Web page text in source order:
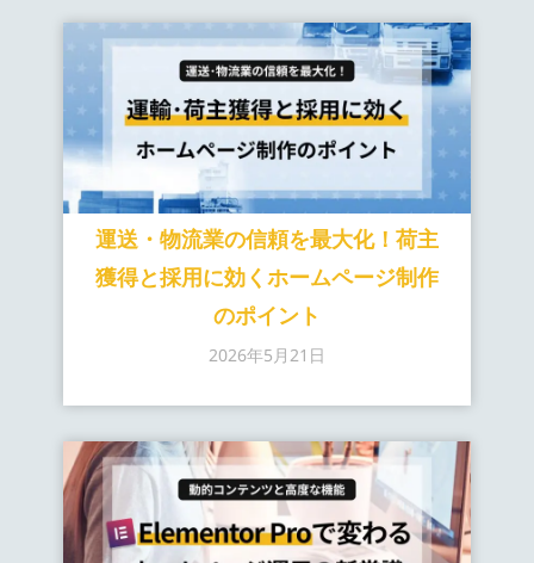
運送・物流業の信頼を最大化！荷主
獲得と採用に効くホームページ制作
のポイント
2026年5月21日